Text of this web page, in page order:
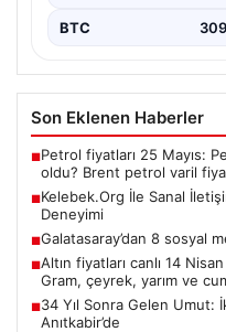
BTC
Son Eklenen Haberler
■Petrol fiyatları 25 Mayıs:
oldu? Brent petrol varil
■Kelebek.Org İle Sanal
Deneyimi
■Galatasaray’dan 8 sosyal
■Altın fiyatları canlı 14
Gram, çeyrek, yarım ve
■34 Yıl Sonra Gelen Umut:
Anıtkabir’de